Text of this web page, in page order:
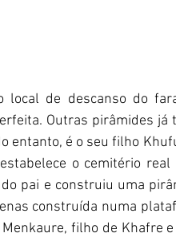
local de descanso do
Outras pirâmides já
entanto, é o seu filho
o cemitério
pai e construiu uma
construída numa
filho de Khafre